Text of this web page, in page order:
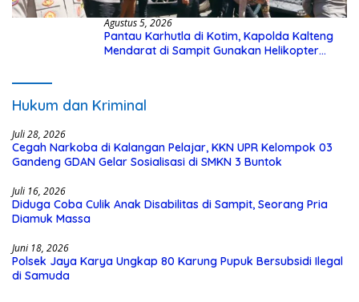
Agustus 5, 2026
Pantau Karhutla di Kotim, Kapolda Kalteng
Mendarat di Sampit Gunakan Helikopter
Hukum dan Kriminal
Juli 28, 2026
Cegah Narkoba di Kalangan Pelajar, KKN UPR Kelompok 03
Gandeng GDAN Gelar Sosialisasi di SMKN 3 Buntok
Juli 16, 2026
Diduga Coba Culik Anak Disabilitas di Sampit, Seorang Pria
Diamuk Massa
Juni 18, 2026
Polsek Jaya Karya Ungkap 80 Karung Pupuk Bersubsidi Ilegal
di Samuda